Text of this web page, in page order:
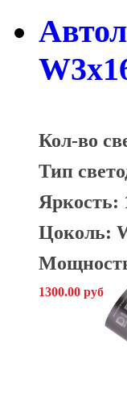
Кол-во
Тип
Яркость:
Цоколь:
1300.00 руб